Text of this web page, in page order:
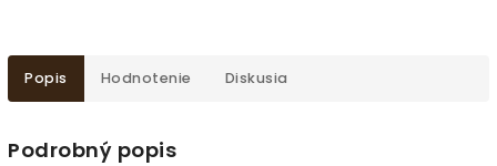
Popis Hodnotenie Diskusia
Podrobný popis